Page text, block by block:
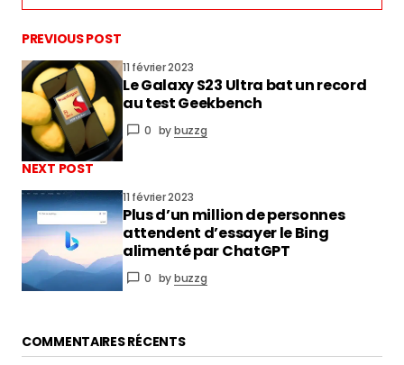
vous connecter
PREVIOUS POST
11 février 2023
Le Galaxy S23 Ultra bat un record
au test Geekbench
0 bybuzzg
NEXT POST
11 février 2023
Plus d’un million de personnes
attendent d’essayer le Bing
alimenté par ChatGPT
0 bybuzzg
COMMENTAIRES RÉCENTS